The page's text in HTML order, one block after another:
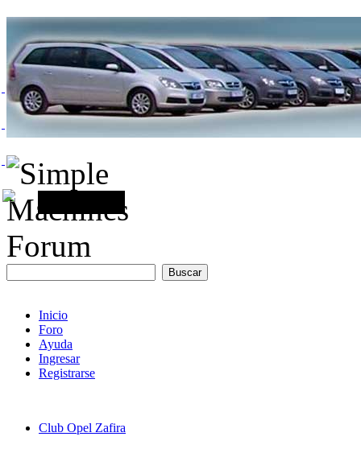
Inicio
Foro
Ayuda
Ingresar
Registrarse
Club Opel Zafira